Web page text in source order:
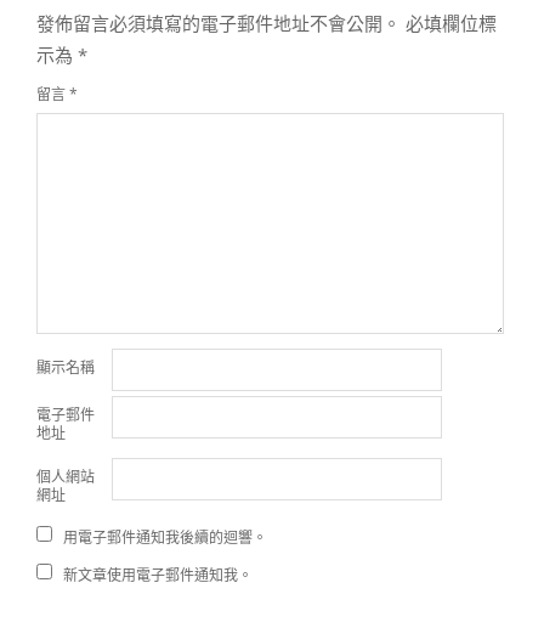
發佈留言必須填寫的電子郵件地址不會公開。 必填欄位標
示為 *
留言*
顯示名稱
電子郵件
地址
個人網站
網址
用電子郵件通知我後續的迴響。
新文章使用電子郵件通知我。